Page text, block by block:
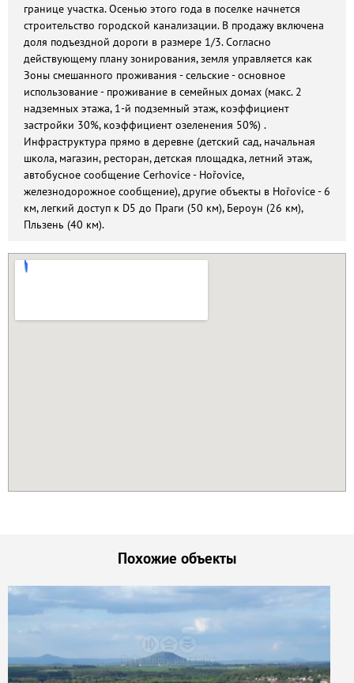
границе участка. Осенью этого года в поселке начнется
строительство городской канализации. В продажу включена
доля подъездной дороги в размере 1/3. Согласно
действующему плану зонирования, земля управляется как
Зоны смешанного проживания - сельские - основное
использование - проживание в семейных домах (макс. 2
надземных этажа, 1-й подземный этаж, коэффициент
застройки 30%, коэффициент озеленения 50%) .
Инфраструктура прямо в деревне (детский сад, начальная
школа, магазин, ресторан, детская площадка, летний этаж,
автобусное сообщение Cerhovice - Hořovice,
железнодорожное сообщение), другие объекты в Hořovice - 6
км, легкий доступ к D5 до Праги (50 км), Бероун (26 км),
Пльзень (40 км).
Похожие объекты